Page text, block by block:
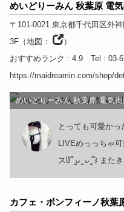
めいどりーみん 秋葉原 電
〒101-0021 東京都千代田区外
3F（地図：
）
おすすめランク : 4.9 Tel : 03-
https://maidreamin.com/shop/
めいどりーみん 秋葉原 電気
とっても可愛か
LIVEめっっちゃ
スჱ̒՞ ̳ᴗ ̫ ᴗ ̳՞꒱ また
カフェ・ボンフィーノ秋葉